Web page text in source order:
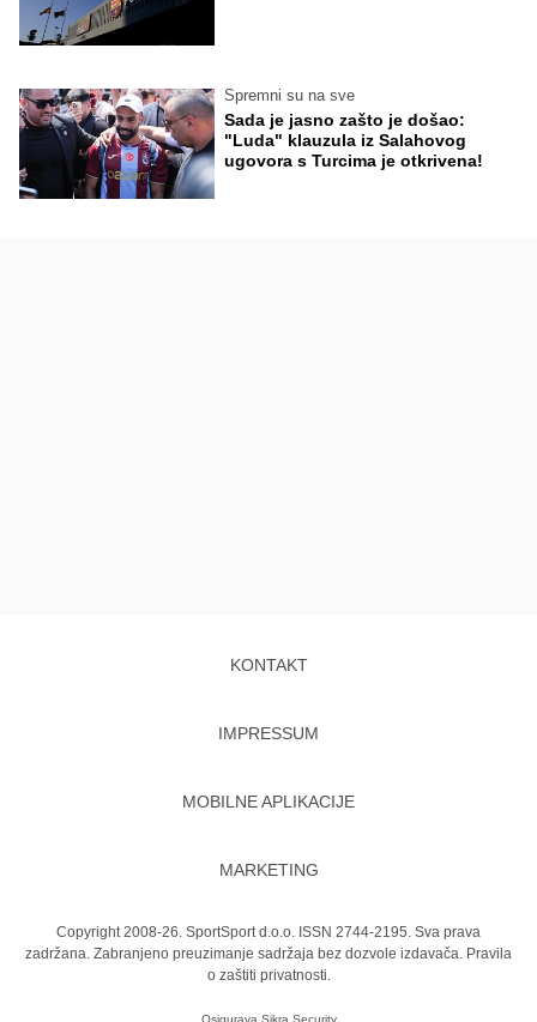
Spremni su na sve
Sada je jasno zašto je došao:
"Luda" klauzula iz Salahovog
ugovora s Turcima je otkrivena!
KONTAKT
IMPRESSUM
MOBILNE APLIKACIJE
MARKETING
Copyright 2008-26. SportSport d.o.o. ISSN 2744-2195. Sva prava
zadržana. Zabranjeno preuzimanje sadržaja bez dozvole izdavača. Pravila
o zaštiti privatnosti.
Osigurava Sikra Security